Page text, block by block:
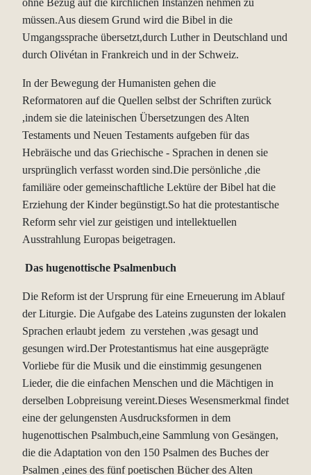
müssen.Aus diesem Grund wird die Bibel in die
Umgangssprache übersetzt,durch Luther in Deutschland und
durch Olivétan in Frankreich und in der Schweiz.
In der Bewegung der Humanisten gehen die
Reformatoren auf die Quellen selbst der Schriften zurück
,indem sie die lateinischen Übersetzungen des Alten
Testaments und Neuen Testaments aufgeben für das
Hebräische und das Griechische - Sprachen in denen sie
ursprünglich verfasst worden sind.Die persönliche ,die
familiäre oder gemeinschaftliche Lektüre der Bibel hat die
Erziehung der Kinder begünstigt.So hat die protestantische
Reform sehr viel zur geistigen und intellektuellen
Ausstrahlung Europas beigetragen.
Das hugenottische Psalmenbuch
Die Reform ist der Ursprung für eine Erneuerung im Ablauf
der Liturgie. Die Aufgabe des Lateins zugunsten der lokalen
Sprachen erlaubt jedem zu verstehen ,was gesagt und
gesungen wird.Der Protestantismus hat eine ausgeprägte
Vorliebe für die Musik und die einstimmig gesungenen
Lieder, die die einfachen Menschen und die Mächtigen in
derselben Lobpreisung vereint.Dieses Wesensmerkmal findet
eine der gelungensten Ausdrucksformen in dem
hugenottischen Psalmbuch,eine Sammlung von Gesängen,
die die Adaptation von den 150 Psalmen des Buches der
Psalmen ,eines des fünf poetischen Bücher des Alten